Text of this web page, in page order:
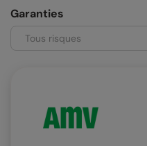
Garanties